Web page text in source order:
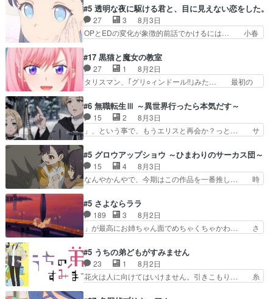
ナとミミも可愛かった2人の関係… 確かに相手に
も家族や大切な人はいるけど、… 白シャツが作業
着みたいなもんなんですかね…
はり出オチ感が否めず、エピソードの打率… 田山
さんが佐々木さんに沼っていく…こんな… 佐々木
さん、腕フェチなんですね笑最近まじ… 佐々木が
ガラケーからスマホに変えるって、… もうドラマ
ゃわない？佐々木さんの優しさ… 先行で見た時よ
り2人のやり取りに癒しを感… ABEMA版の7〜8
話佐々木が実年齢以上…
#5 透明な夜に駆ける君と、目に見えない恋をした。
27 3
8月3日
OPとEDの変化が象徴的前話でかけるには… 小春
か、こんな風に見えてるのかぁ。かける… 完全な
両片思いになりましたねぇ…OPとE… 余計な物
は描かず白く靄がかった小春ちゃん… 光も感じな
い完全な盲目なんやね…おめかし… 母役に能登さ
も描かれていて良かった本当… 股に海豚を挟み水
上バスでの会話を反芻…恋… OPEDとも無人バー
ジョンから主人公２人…
#17 黒猫と魔女の教室
27 1
8月2日
タリスマン、｢グリ○ィンドール!!｣みた… 最初の
ホントスピカが大好きだよね。ツン… 一等級ポテ
ンシャルのアリアちゃん可愛くて… そういや、ア
リアは能力は最上級のくせに、… とうとうアリア
と直接競う場がきたこれまで… 毎度ながらのスピ
マン趣味ダダ漏れで好き… 期末試験が始まろうと
しておりスピカは対策… 能力鑑定胸像タリスマン
氏容姿も評価してし…
#6 無職転生Ⅲ ～異世界行ったら本気だす～
15 2
8月3日
」、という事で、もうエリスと再会か？っと… サ
関係の清算が粛々と進められているサラ… サラと
の関係に対して完全に「昔の女」とし… ルーシー
にデレるルディが完全に親バカで微… サラとは会
ってほしいちゃんとした別れ方し… サラは未練0
キャラモヤモヤする別れ方だ… 役で出演させてい
ただきました！よろしくお… 毎クールメインヒロ
インを好きになっちゃう…
#5 グロウアップショウ ～ひまわりのサーカス団～
15 4
8月3日
なんやかんやで、今期はこの作品を一番推し… 時
愛すぎるな楠木ともりちゃんのね… デフォルメさ
れた表情が特に多かったのが印… 葵＆茜の回も良
きでした。あの証拠写真、ひ… 互いが互いのこと
を想っているのにすれ違っ… 第５話をｄアニメス
んと練習したい〟と言… 本当この作品は「キャ
ラ」を活かすのがうま… みずかちゃんの介入で双
子の仲にヒビが………
#5 さよならララ
189 3
8月2日
」が最高にお姉ちゃん面でめちゃくちゃかわ… さ
を振り切ってみんなに謝ったララの思い… 仕事に
馴染めない辺り観ていて苦しいところ… ララちゃ
んの事情はもう少し皆に話して良い… ララと茉里
とで初のアルバイト。七転八倒し… 労働するプリ
#5 うちの弟どもがすみません
23 1
8月2日
花火は人に向けてはいけません。引きこもり… 糸